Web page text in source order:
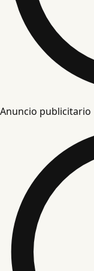
Anuncio publicitario